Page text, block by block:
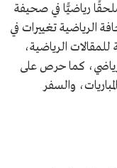
رياضيًّا في صحيفة
الرياضية تغييرات في
الرياضية،
كما حرص على
والسفر